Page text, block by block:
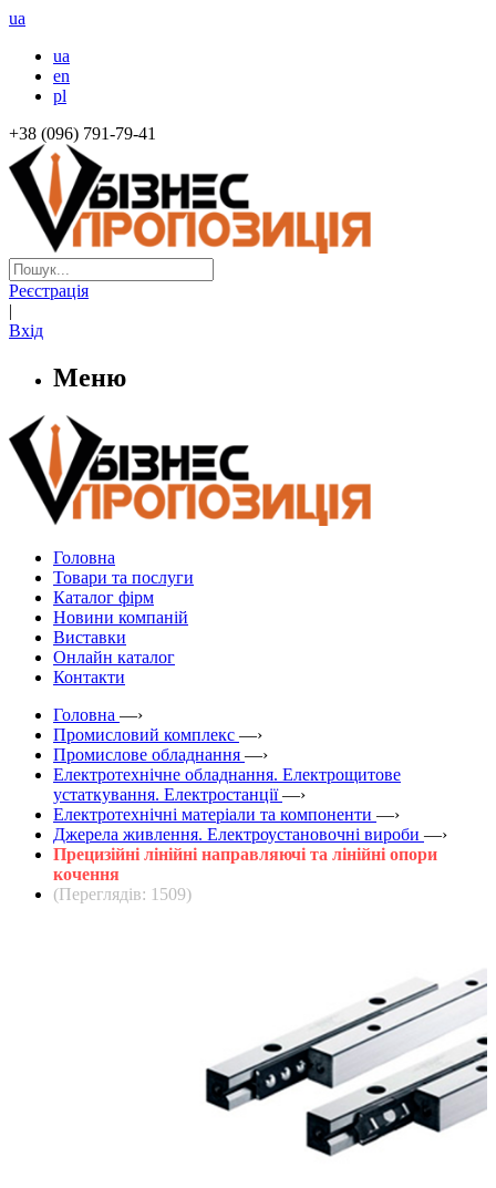
ua
ua
en
pl
+38 (096) 791-79-41
Реєстрація
|
Вхід
Меню
Головна
Товари та послуги
Каталог фірм
Новини компаній
Виставки
Онлайн каталог
Контакти
Головна —›
Промисловий комплекс —›
Промислове обладнання —›
Електротехнічне обладнання. Електрощитове
устаткування. Електростанції —›
Електротехнічні матеріали та компоненти —›
Джерела живлення. Електроустановочні вироби —›
Прецизійні лінійні направляючі та лінійні опори
кочення
(Переглядів: 1509)